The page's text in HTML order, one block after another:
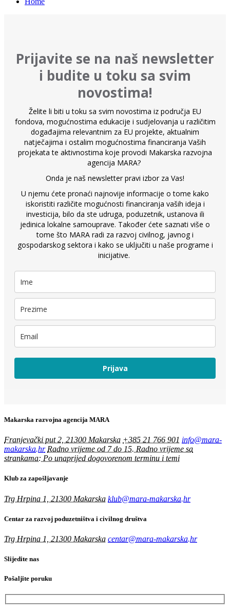
Prijavite se na naš newsletter
i budite u toku sa svim
novostima!
Želite li biti u toku sa svim novostima iz područja EU
fondova, mogućnostima edukacije i sudjelovanja u različitim
događajima relevantnim za EU projekte, aktualnim
natječajima i ostalim mogućnostima financiranja Vaših
projekata te aktivnostima koje provodi Makarska razvojna
agencija MARA?
Onda je naš newsletter pravi izbor za Vas!
U njemu ćete pronaći najnovije informacije o tome kako
iskoristiti različite mogućnosti financiranja vaših ideja i
investicija, bilo da ste udruga, poduzetnik, ustanova ili
jedinica lokalne samouprave. Također ćete saznati više o
tome što MARA radi za razvoj civilnog, javnog i
gospodarskog sektora i kako se uključiti u naše programe i
inicijative.
Prijava
Makarska razvojna agencija MARA
Franjevački put 2, 21300 Makarska +385 21 766 901 info@mara-
makarska.hr Radno vrijeme od 7 do 15. Radno vrijeme sa
strankama: Po unaprijed dogovorenom terminu i temi
Klub za zapošljavanje
Trg Hrpina 1, 21300 Makarska klub@mara-makarska.hr
Centar za razvoj poduzetništva i civilnog društva
Trg Hrpina 1, 21300 Makarska centar@mara-makarska.hr
Slijedite nas
Pošaljite poruku